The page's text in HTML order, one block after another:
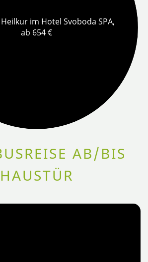
im Hotel Svoboda SPA,
ab 654 €
AB/BIS
HAUSTÜR